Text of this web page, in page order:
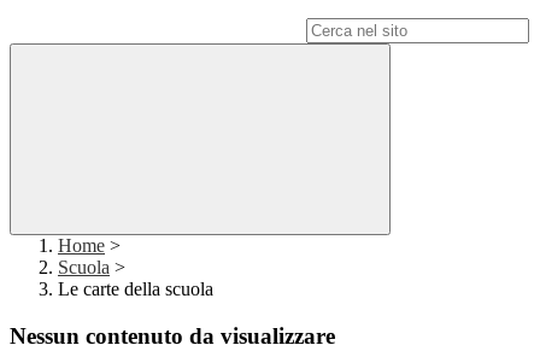
Home >
Scuola >
Le carte della scuola
Nessun contenuto da visualizzare